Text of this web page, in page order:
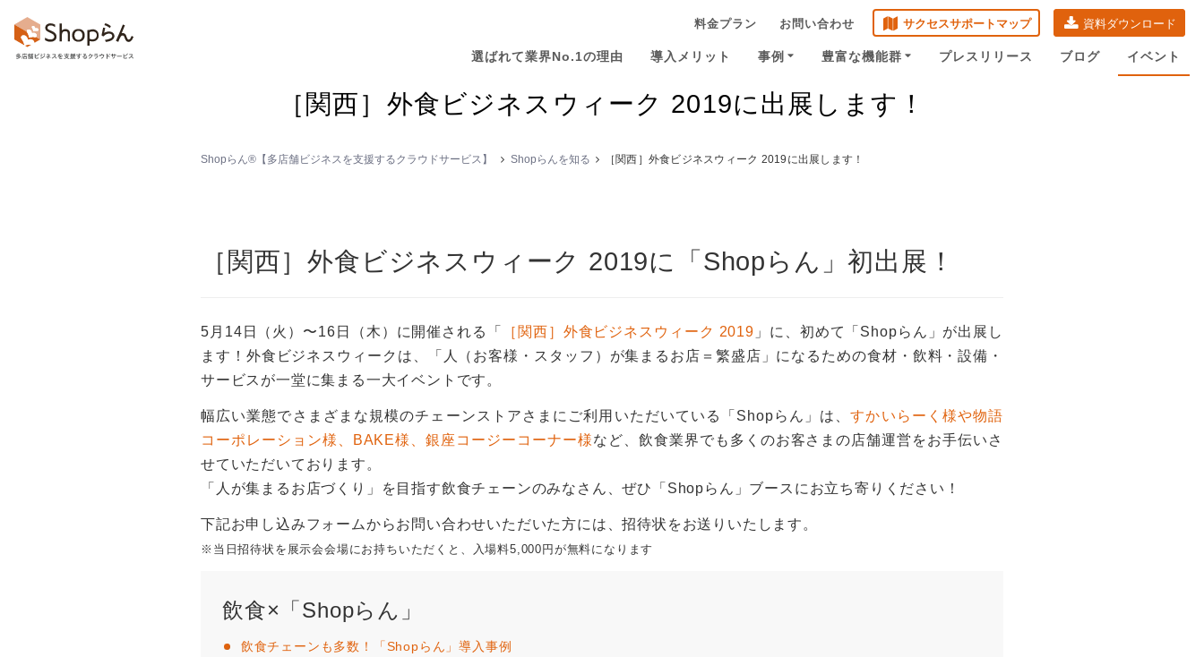
回答・アンケート かんたん集計 既読率・実施率 業務アプリ
フレッシュマニュア
料金プラン お問い合わせ サクセスサポートマップ 資料ダウンロード
選ばれて業界No.1の理由 導入メリット 事例 豊富な機能群 プレスリリース ブログ イベント
［関西］外食ビジネスウィーク 2019に出展します！
Shopらん®【多店舗ビジネスを支援するクラウドサービス】 Shopらんを知る ［関西］外食ビジネスウィーク 2019に出展します！
［関西］外食ビジネスウィーク 2019に「Shopらん」初出展！
5月14日（火）〜16日（木）に開催される「 ［関西］外食ビジネスウィーク 2019 」に、初めて「Shopらん」が出展し
ます！外食ビジネスウィークは、「人（お客様・スタッフ）が集まるお店＝繁盛店」になるための食材・飲料・設備・
サービスが一堂に集まる一大イベントです。
幅広い業態でさまざまな規模のチェーンストアさまにご利用いただいている「Shopらん」は、すかいらーく様や物語
コーポレーション様、BAKE様、銀座コージーコーナー様など、飲食業界でも多くのお客さまの店舗運営をお手伝いさ
せていただいております。
「人が集まるお店づくり」を目指す飲食チェーンのみなさん、ぜひ「Shopらん」ブースにお立ち寄りください！
下記お申し込みフォームからお問い合わせいただいた方には、招待状をお送りいたします。
※当日招待状を展示会会場にお持ちいただくと、入場料5,000円が無料になります
飲食×「Shopらん」
飲食チェーンも多数！「Shopらん」導入事例